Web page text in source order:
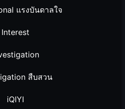
แรงบันดาลใจ
Interest
สืบสวน
iQIYI